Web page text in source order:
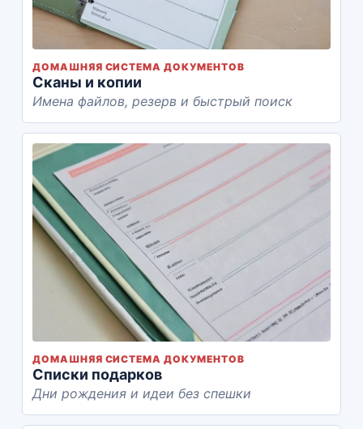
ДОМАШНЯЯ СИСТЕМА ДОКУМЕНТОВ
Сканы и копии
Имена файлов, резерв и быстрый поиск
ДОМАШНЯЯ СИСТЕМА ДОКУМЕНТОВ
Списки подарков
Дни рождения и идеи без спешки